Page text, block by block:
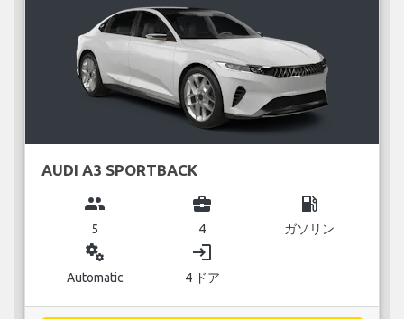
AUDI A3 SPORTBACK
group
5
business_center
4
local_gas_station
ガソリン
miscellaneous_services
Automatic
login
4 ドア